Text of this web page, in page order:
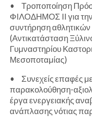
•
Τροποποίηση
ΦΙΛΟΔΗΜΟΣ ΙΙ για
συντήρηση
(Αντικατάσταση
Γυμναστηρίου
Μεσοποταμίας)
•
Συνεχείς επαφές
παρακολούθηση-
έργα ενεργειακής
ανάπλασης νότιας